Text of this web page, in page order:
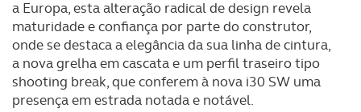
a Europa, esta alteração radical de design revela
maturidade e confiança por parte do construtor,
onde se destaca a elegância da sua linha de cintura,
a nova grelha em cascata e um perfil traseiro tipo
shooting break, que conferem à nova i30 SW uma
presença em estrada notada e notável.